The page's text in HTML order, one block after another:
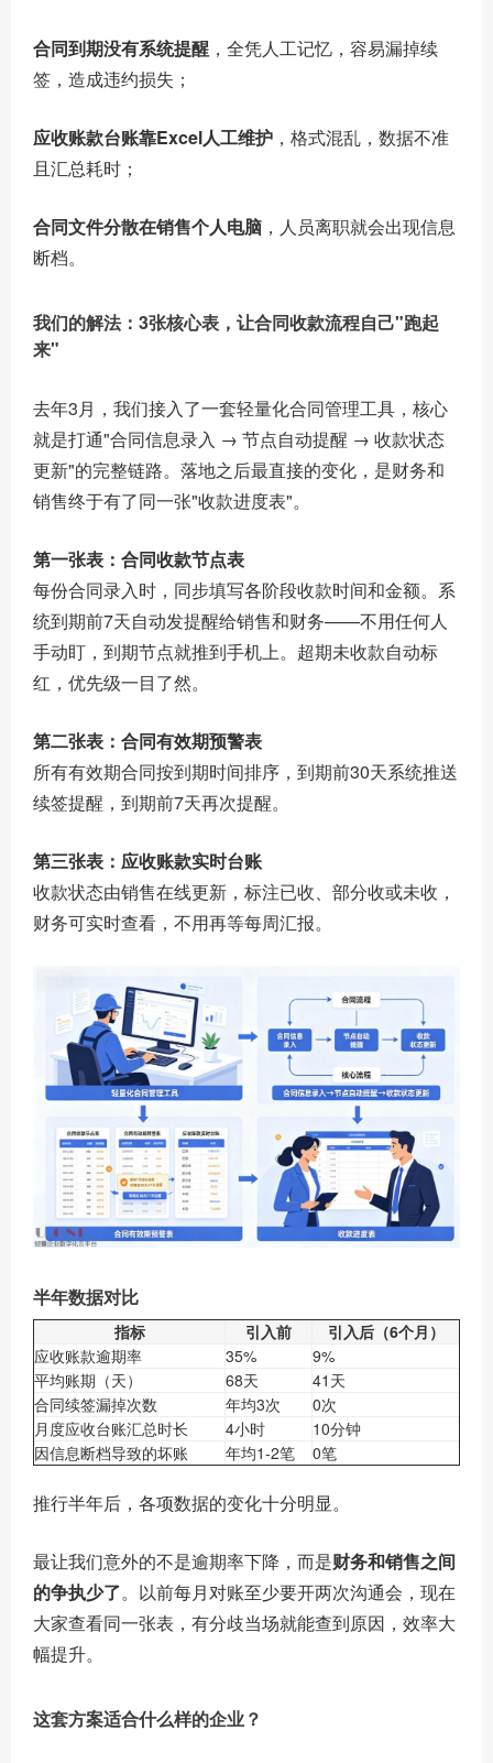
合同到期没有系统提醒 ，全凭人工记忆，容易漏掉续
签，造成违约损失；
应收账款台账靠Excel人工维护 ，格式混乱，数据不准
且汇总耗时；
合同文件分散在销售个人电脑 ，人员离职就会出现信息
断档。
我们的解法：3张核心表，让合同收款流程自己"跑起
来"
去年3月，我们接入了一套轻量化合同管理工具，核心
就是打通"合同信息录入 → 节点自动提醒 → 收款状态
更新"的完整链路。落地之后最直接的变化，是财务和
销售终于有了同一张"收款进度表"。
第一张表：合同收款节点表
每份合同录入时，同步填写各阶段收款时间和金额。系
统到期前7天自动发提醒给销售和财务——不用任何人
手动盯，到期节点就推到手机上。超期未收款自动标
红，优先级一目了然。
第二张表：合同有效期预警表
所有有效期合同按到期时间排序，到期前30天系统推送
续签提醒，到期前7天再次提醒。
第三张表：应收账款实时台账
收款状态由销售在线更新，标注已收、部分收或未收，
财务可实时查看，不用再等每周汇报。
半年数据对比
指标 引入前
引入后（6个月）
应收账款逾期率
35%
9%
平均账期（天）
68天
41天
合同续签漏掉次数
年均3次
0次
月度应收台账汇总时长
4小时
10分钟
因信息断档导致的坏账
年均1-2笔 0笔
推行半年后，各项数据的变化十分明显。
最让我们意外的不是逾期率下降，而是财务和销售之间
的争执少了。以前每月对账至少要开两次沟通会，现在
大家查看同一张表，有分歧当场就能查到原因，效率大
幅提升。
这套方案适合什么样的企业？